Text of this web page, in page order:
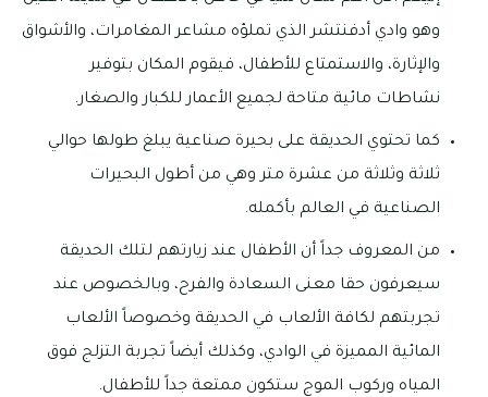
وهو وادي أدفنتشر الذي تملؤه مشاعر المغامرات، والأشواق
والإثارة، والاستمتاع للأطفال، فيقوم المكان بتوفير
نشاطات مائية متاحة لجميع الأعمار للكبار والصغار.
كما تحتوي الحديقة على بحيرة صناعية يبلغ طولها حوالي
ثلاثة وثلاثة من عشرة متر وهي من أطول البحيرات
الصناعية في العالم بأكمله.
من المعروف جداً أن الأطفال عند زيارتهم لتلك الحديقة
سيعرفون حقا معنى السعادة والفرح، وبالخصوص عند
تجربتهم لكافة الألعاب في الحديقة وخصوصاً الألعاب
المائية المميزة في الوادي، وكذلك أيضاً تجربة التزلج فوق
المياه وركوب الموج ستكون ممتعة جداً للأطفال.